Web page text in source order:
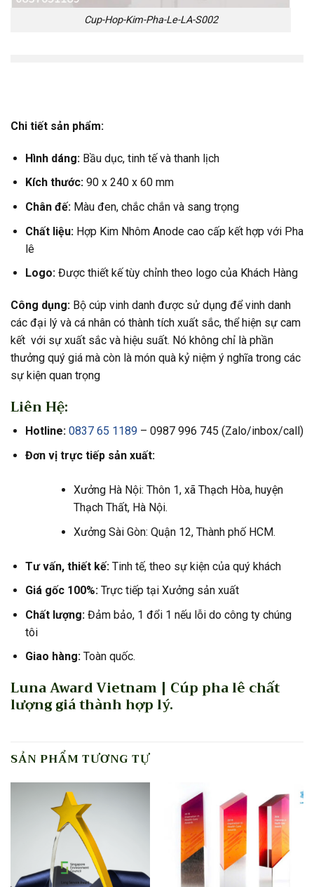
Cup-Hop-Kim-Pha-Le-LA-S002
Chi tiết sản phẩm:
Hình dáng:Bầu dục, tinh tế và thanh lịch
Kích thước: 90 x 240 x 60 mm
Chân đế:Màu đen, chắc chắn và sang trọng
Chất liệu:Hợp Kim Nhôm Anode cao cấp kết hợp với Pha
lê
Logo:Được thiết kế tùy chỉnh theo logo của Khách Hàng
Công dụng: Bộ cúp vinh danh được sử dụng để vinh danh
các đại lý và cá nhân có thành tích xuất sắc, thể hiện sự cam
kết với sự xuất sắc và hiệu suất. Nó không chỉ là phần
thưởng quý giá mà còn là món quà kỷ niệm ý nghĩa trong các
sự kiện quan trọng
Liên Hệ:
Hotline: 0837 65 1189– 0987 996 745 (Zalo/inbox/call)
Đơn vị trực tiếp sản xuất:
Xưởng Hà Nội: Thôn 1, xã Thạch Hòa, huyện
Thạch Thất, Hà Nội.
Xưởng Sài Gòn: Quận 12, Thành phố HCM.
Tư vấn, thiết kế:Tinh tế, theo sự kiện của quý khách
Giá gốc 100%:Trực tiếp tại Xưởng sản xuất
Chất lượng:Đảm bảo, 1 đổi 1 nếu lỗi do công ty chúng
tôi
Giao hàng:Toàn quốc.
Luna Award Vietnam | Cúp pha lê chất
lượng giá thành hợp lý.
SẢN PHẨM TƯƠNG TỰ